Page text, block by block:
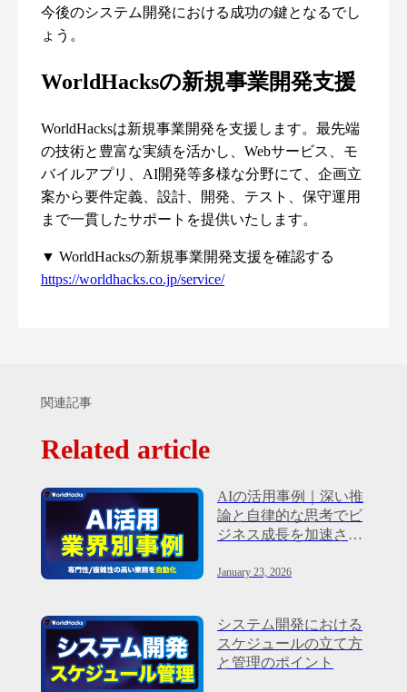
今後のシステム開発における成功の鍵となるでし
ょう。
WorldHacksの新規事業開発支援
WorldHacksは新規事業開発を支援します。最先端
の技術と豊富な実績を活かし、Webサービス、モ
バイルアプリ、AI開発等多様な分野にて、企画立
案から要件定義、設計、開発、テスト、保守運用
まで一貫したサポートを提供いたします。
▼ WorldHacksの新規事業開発支援を確認する
https://worldhacks.co.jp/service/
関連記事
Related article
AIの活用事例｜深い推
論と自律的な思考でビ
ジネス成長を加速させ
January 23, 2026
システム開発における
スケジュールの立て方
と管理のポイント